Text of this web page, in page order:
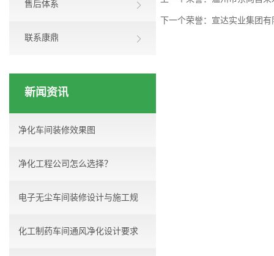
售后体系
联系康鼎
新闻资讯
净化车间装修效果图
净化工程公司怎么选择？
电子无尘车间装修设计与施工规
范...
化工制药车间通风净化设计要求
下一个荣誉： 宣达实业集团有